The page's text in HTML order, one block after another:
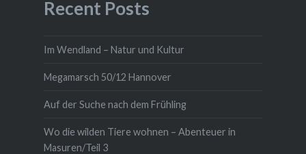
Recent Posts
Im Wendland – Natur und Kultur
Megamarsch 50/12 Hannover
Auf der Suche nach dem Frühling
Wo die wilden Tiere wohnen – Abenteuer in
Masuren/Teil 3